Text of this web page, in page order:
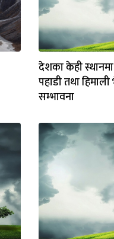
देशका केही
पहाडी तथा
सम्भावना